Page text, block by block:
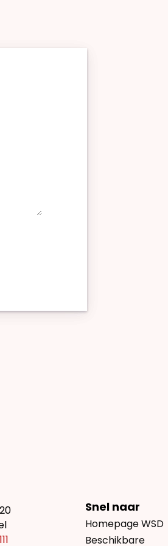
Snel naar
Homepage WSD
Beschikbare